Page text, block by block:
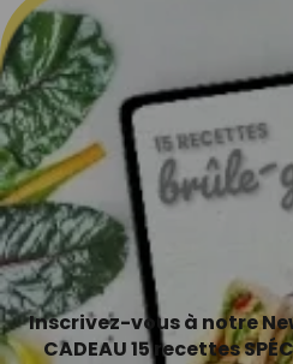
Inscrivez-vous à notre
CADEAU 15 recettes